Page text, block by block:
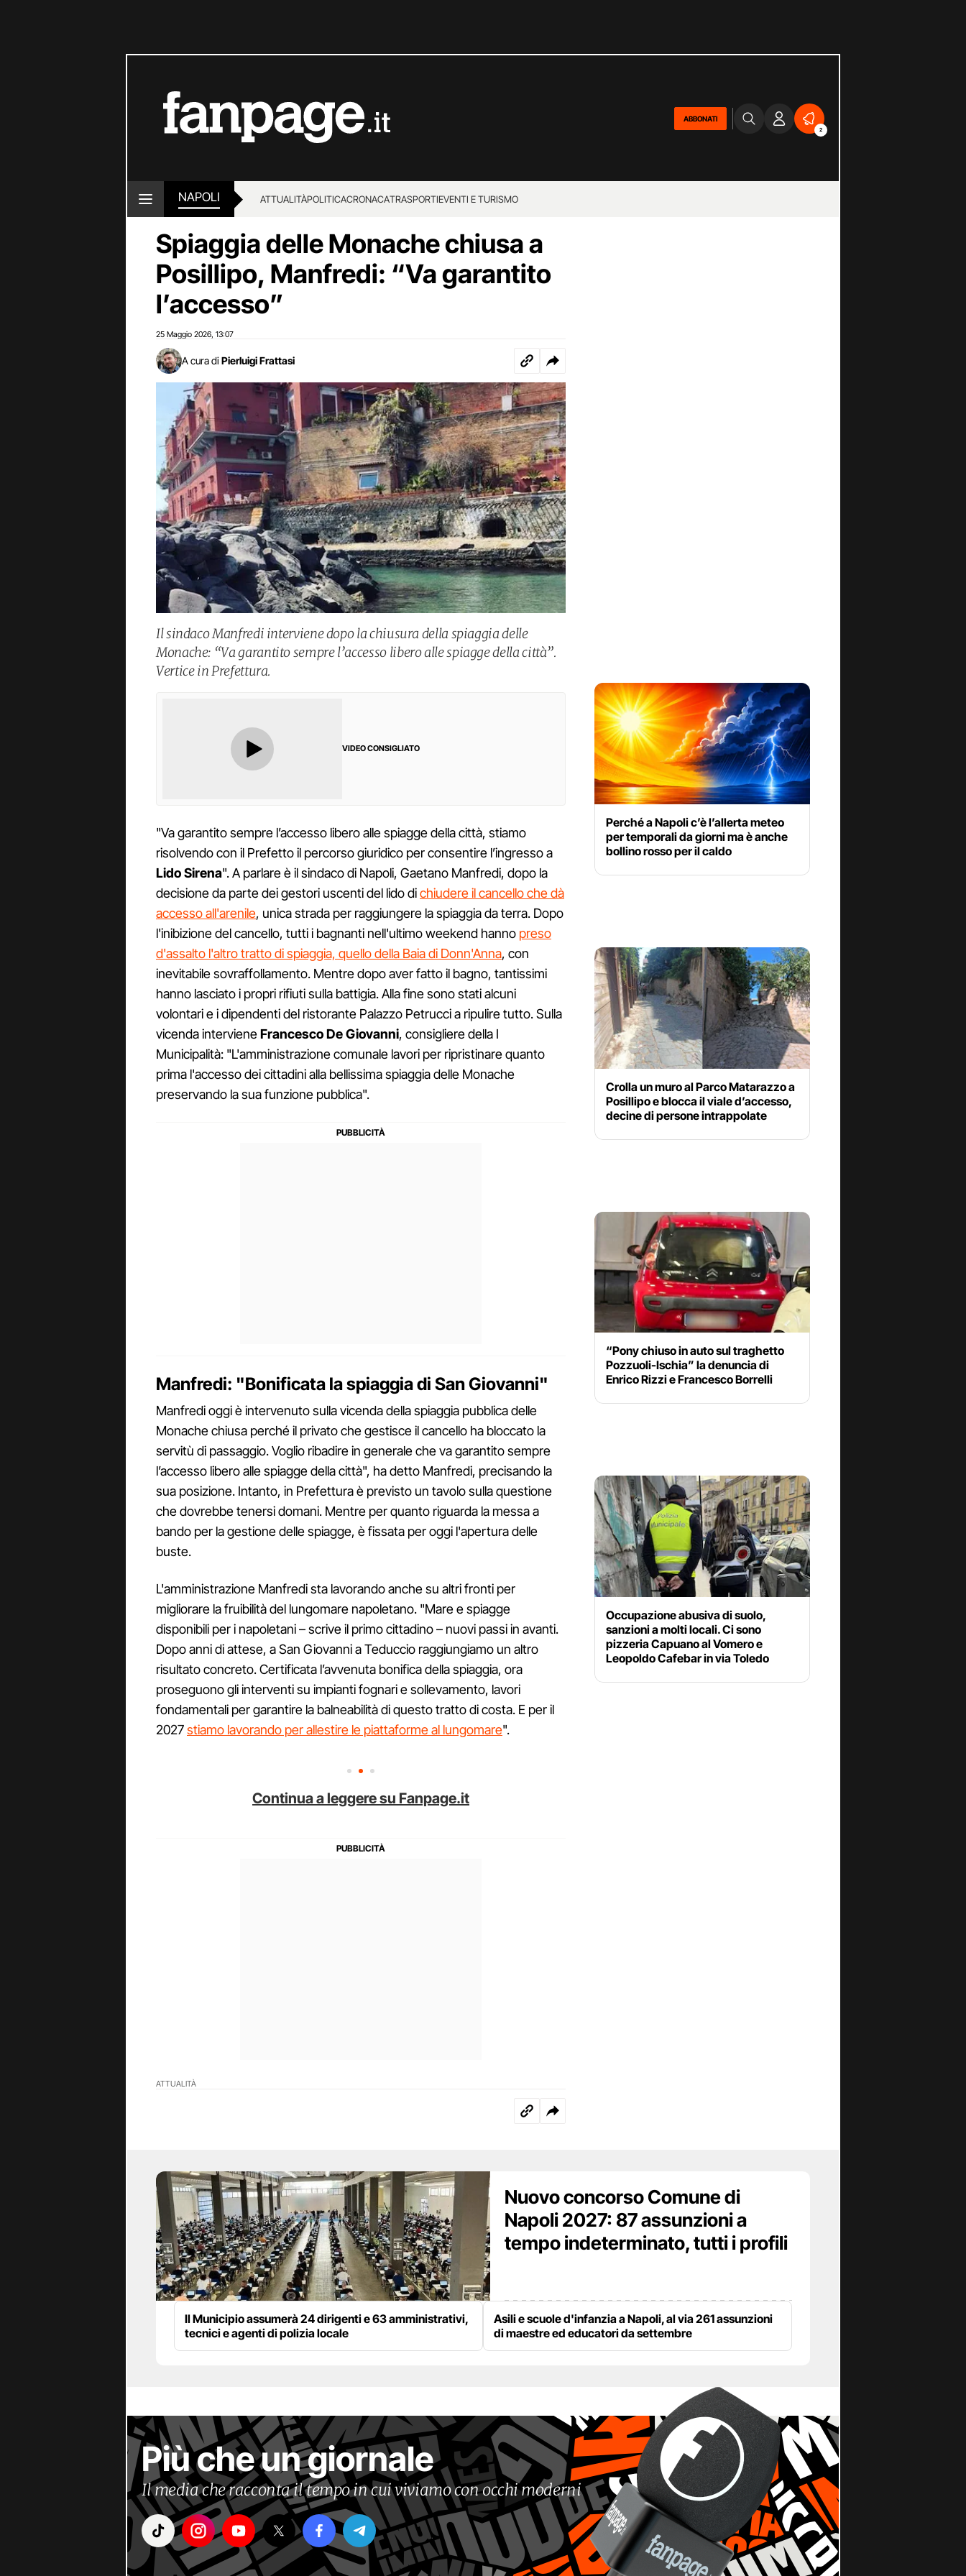
ABBONATI
2
NAPOLI ATTUALITÀPOLITICACRONACATRASPORTIEVENTI E TURISMO
Spiaggia delle Monache chiusa a
Posillipo, Manfredi: “Va garantito
l’accesso”
25 Maggio 2026 13:07
A cura di Pierluigi Frattasi
Il sindaco Manfredi interviene dopo la chiusura della spiaggia delle
Monache: “Va garantito sempre l’accesso libero alle spiagge della città”.
Vertice in Prefettura.
VIDEO CONSIGLIATO
"Va garantito sempre l’accesso libero alle spiagge della città, stiamo
risolvendo con il Prefetto il percorso giuridico per consentire l’ingresso a
Lido Sirena". A parlare è il sindaco di Napoli, Gaetano Manfredi, dopo la
decisione da parte dei gestori uscenti del lido dichiudere il cancello che dà
accesso all'arenile, unica strada per raggiungere la spiaggia da terra. Dopo
l'inibizione del cancello, tutti i bagnanti nell'ultimo weekend hanno preso
d'assalto l'altro tratto di spiaggia, quello della Baia di Donn'Anna, con
inevitabile sovraffollamento. Mentre dopo aver fatto il bagno, tantissimi
hanno lasciato i propri rifiuti sulla battigia. Alla fine sono stati alcuni
volontari e i dipendenti del ristorante Palazzo Petrucci a ripulire tutto. Sulla
vicenda intervieneFrancesco De Giovanni, consigliere della I
Municipalità: "L'amministrazione comunale lavori per ripristinare quanto
prima l'accesso dei cittadini alla bellissima spiaggia delle Monache
preservando la sua funzione pubblica".
Manfredi: "Bonificata la spiaggia di San Giovanni"
Manfredi oggi è intervenuto sulla vicenda della spiaggia pubblica delle
Monache chiusa perché il privato che gestisce il cancello ha bloccato la
servitù di passaggio. Voglio ribadire in generale che va garantito sempre
l’accesso libero alle spiagge della città", ha detto Manfredi, precisando la
sua posizione. Intanto, in Prefettura è previsto un tavolo sulla questione
che dovrebbe tenersi domani. Mentre per quanto riguarda la messa a
bando per la gestione delle spiagge, è fissata per oggi l'apertura delle
buste.
L'amministrazione Manfredi sta lavorando anche su altri fronti per
migliorare la fruibilità del lungomare napoletano. "Mare e spiagge
disponibili per i napoletani – scrive il primo cittadino – nuovi passi in avanti.
Dopo anni di attese, a San Giovanni a Teduccio raggiungiamo un altro
risultato concreto. Certificata l’avvenuta bonifica della spiaggia, ora
proseguono gli interventi su impianti fognari e sollevamento, lavori
fondamentali per garantire la balneabilità di questo tratto di costa. E per il
2027stiamo lavorando per allestire le piattaforme al lungomare".
Continua a leggere su Fanpage.it
ATTUALITÀ
Perché a Napoli c’è l’allerta meteo
per temporali da giorni ma è anche
bollino rosso per il caldo
Crolla un muro al Parco Matarazzo a
Posillipo e blocca il viale d’accesso,
decine di persone intrappolate
“Pony chiuso in auto sul traghetto
Pozzuoli-Ischia” la denuncia di
Enrico Rizzi e Francesco Borrelli
Occupazione abusiva di suolo,
sanzioni a molti locali. Ci sono
pizzeria Capuano al Vomero e
Leopoldo Cafebar in via Toledo
Nuovo concorso Comune di
Napoli 2027: 87 assunzioni a
tempo indeterminato, tutti i profili
Il Municipio assumerà 24 dirigenti e 63 amministrativi,
tecnici e agenti di polizia locale
Asili e scuole d'infanzia a Napoli, al via 261 assunzioni
di maestre ed educatori da settembre
Più che un giornale
Il media che racconta il tempo in cui viviamo con occhi moderni